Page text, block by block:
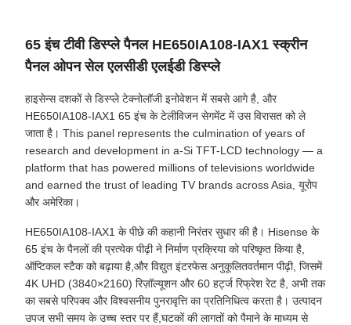
65 इंच टीवी डिस्प्ले पैनल HE650IA108-IAX1 स्क्रीन
पैनल ओपन सेल एलसीडी एलईडी डिस्प्ले
हाइसेन्स दशकों से डिस्प्ले टेक्नोलॉजी इनोवेशन में सबसे आगे है, और
HE650IA108-IAX1 65 इंच के टेलीविजन सेगमेंट में उस विरासत को ले
जाता है। This panel represents the culmination of years of
research and development in a-Si TFT-LCD technology — a
platform that has powered millions of televisions worldwide
and earned the trust of leading TV brands across Asia, यूरोप
और अमेरिका।
HE650IA108-IAX1 के पीछे की कहानी निरंतर सुधार की है। Hisense के
65 इंच के पैनलों की प्रत्येक पीढ़ी ने निर्माण प्रक्रिया को परिष्कृत किया है,
ऑप्टिकल स्टैक को बढ़ाया है,और विद्युत इंटरफेस अनुकूलितवर्तमान पीढ़ी, जिसमें
4K UHD (3840×2160) रिज़ॉल्यूशन और 60 हर्ट्ज रिफ्रेश रेट है, अभी तक
का सबसे परिपक्व और विश्वसनीय पुनरावृत्ति का प्रतिनिधित्व करता है। उत्पादन
उपज सभी समय के उच्च स्तर पर हैं,घटकों की लागतों को पैमाने के माध्यम से